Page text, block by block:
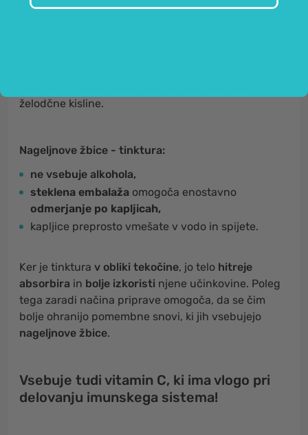
želodčne kisline.
Nageljnove žbice - tinktura:
ne vsebuje alkohola,
steklena embalaža omogoča enostavno
odmerjanje po kapljicah,
kapljice preprosto vmešate v vodo in spijete.
Ker je tinktura v obliki tekočine, jo telo hitreje
absorbira in bolje izkoristi njene učinkovine. Poleg
tega zaradi načina priprave omogoča, da se čim
bolje ohranijo pomembne snovi, ki jih vsebujejo
nageljnove žbice.
Vsebuje tudi vitamin C, ki ima vlogo pri
delovanju imunskega sistema!